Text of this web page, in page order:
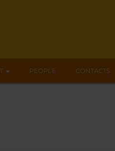
PEOPLE CONTACTS